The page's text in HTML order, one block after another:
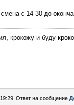
смена с 14-30 до
крокожу и буду
Ответ на сообщение